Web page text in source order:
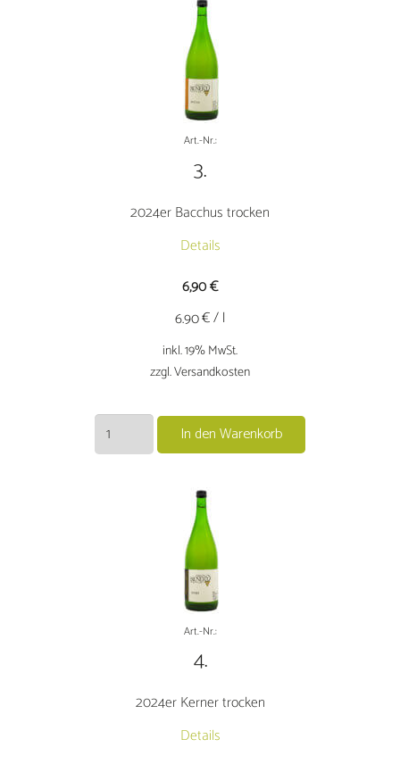
Art.-Nr.:
3.
2024er Bacchus trocken
Details
6,90€
6.90€ / l
inkl. 19% MwSt.
zzgl. Versandkosten
2024er
Bacchus
In den Warenkorb
Art.-Nr.:
4.
2024er Kerner trocken
Details